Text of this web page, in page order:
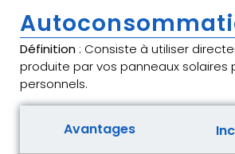
Définition : Consiste à utiliser
produite par vos panneaux solaires
personnels.
Avantages